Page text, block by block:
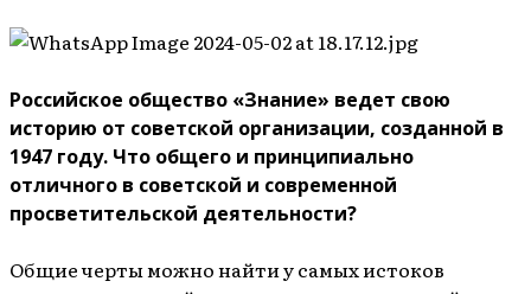
Российское общество «Знание» ведет свою
историю от советской организации, созданной в
1947 году. Что общего и принципиально
отличного в советской и современной
просветительской деятельности?
Общие черты можно найти у самых истоков